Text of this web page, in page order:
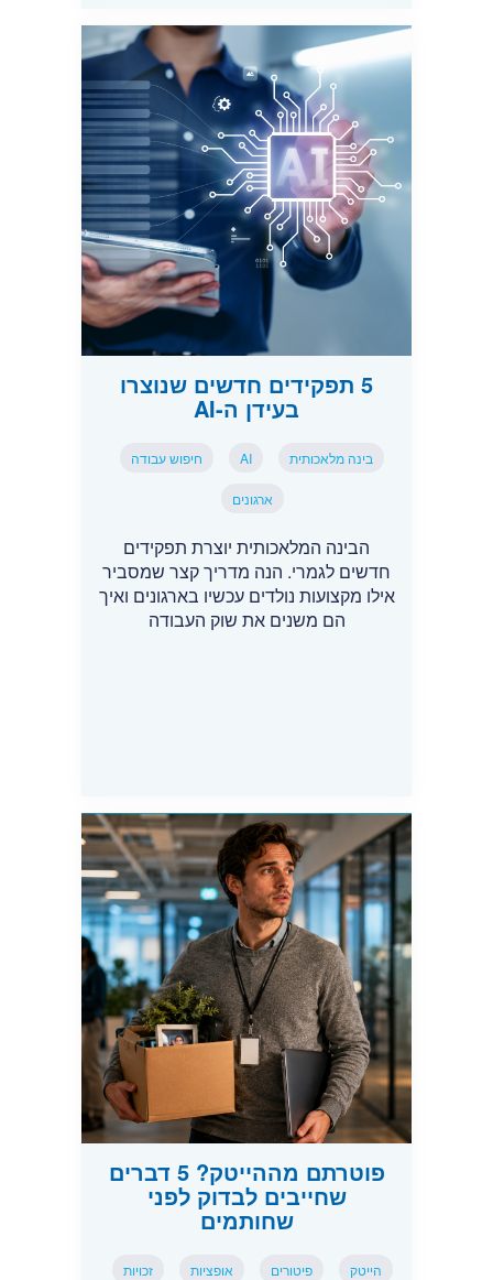
5 תפקידים חדשים שנוצרו
בעידן ה-AI
בינה מלאכותית AI חיפוש עבודה
ארגונים
הבינה המלאכותית יוצרת תפקידים
חדשים לגמרי. הנה מדריך קצר שמסביר
אילו מקצועות נולדים עכשיו בארגונים ואיך
הם משנים את שוק העבודה
פוטרתם מההייטק? 5 דברים
שחייבים לבדוק לפני
שחותמים
הייטק פיטורים אופציות זכויות